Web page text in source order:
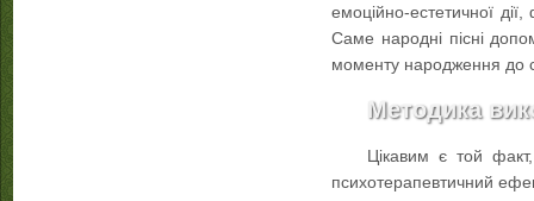
емоційно-естетичної
Саме народні пісні
моменту народження до
Методика
Цікавим є той
психотерапевтичний